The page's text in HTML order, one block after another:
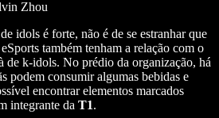
Zhou
idols é forte, não é de se estranhar que
também tenham a relação com o
de k-idols. No prédio da organização, há
podem consumir algumas bebidas e
encontrar elementos marcados
integrante da T1.